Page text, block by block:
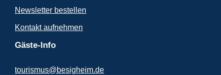
Newsletter bestellen
Kontakt aufnehmen
Gäste-Info
tourismus@besigheim.de